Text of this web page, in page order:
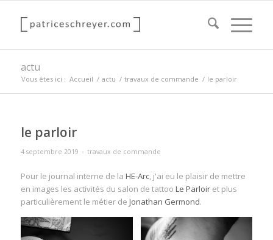
actu
Vous êtes ici : Accueil / actu / travaux de commande / le parloir
le parloir
4 septembre 2019 - travaux de commande
Pour le journal interne de la HE-Arc, j'ai eu le plaisir de mettre
en images les activités du salon de tattoo Le Parloiret plus
particulièrement le métier de Jonathan Germond.